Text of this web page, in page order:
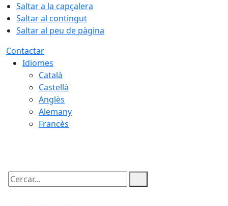
Saltar a la capçalera
Saltar al contingut
Saltar al peu de pàgina
Contactar
Idiomes
Català
Castellà
Anglès
Alemany
Francès
Cercar: